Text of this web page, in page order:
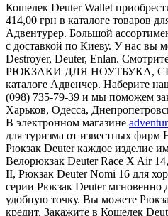
Кошелек Deuter Wallet
414,00 грн в каталоге товаров
Адвентурер. Большой
с доставкой по Киеву. У нас вы
Destroyer, Deuter, Enlan.
РЮКЗАКИ ДЛЯ НОУТБУКА,
каталоге Адвенчер. Наберите
(098) 735-79-39 и мы поможем
Харьков, Одесса,
В электронном магазине
для туризма от известных фирм
Рюкзак Deuter каждое изделие
Велорюкзак Deuter Race X Air
II, Рюкзак Deuter Nomi 16 для
серии Рюкзак Deuter мгновенно
удобную точку. Вы можете
кредит. Закажите в Кошелек